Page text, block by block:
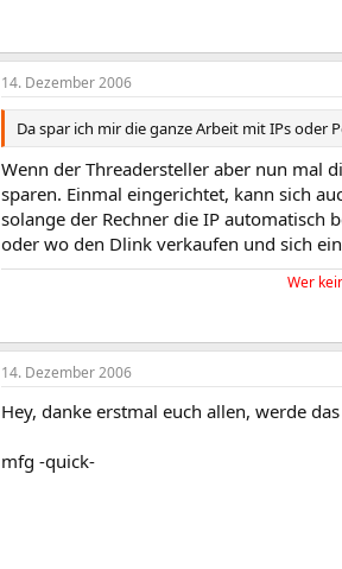
14. Dezember 2006
Da spar ich mir die ganze Arbeit mit IPs oder
Wenn der Threadersteller aber nun mal
sparen. Einmal eingerichtet, kann sich
solange der Rechner die IP automatisch
oder wo den Dlink verkaufen und sich
Wer
14. Dezember 2006
Hey, danke erstmal euch allen, werde
mfg -quick-